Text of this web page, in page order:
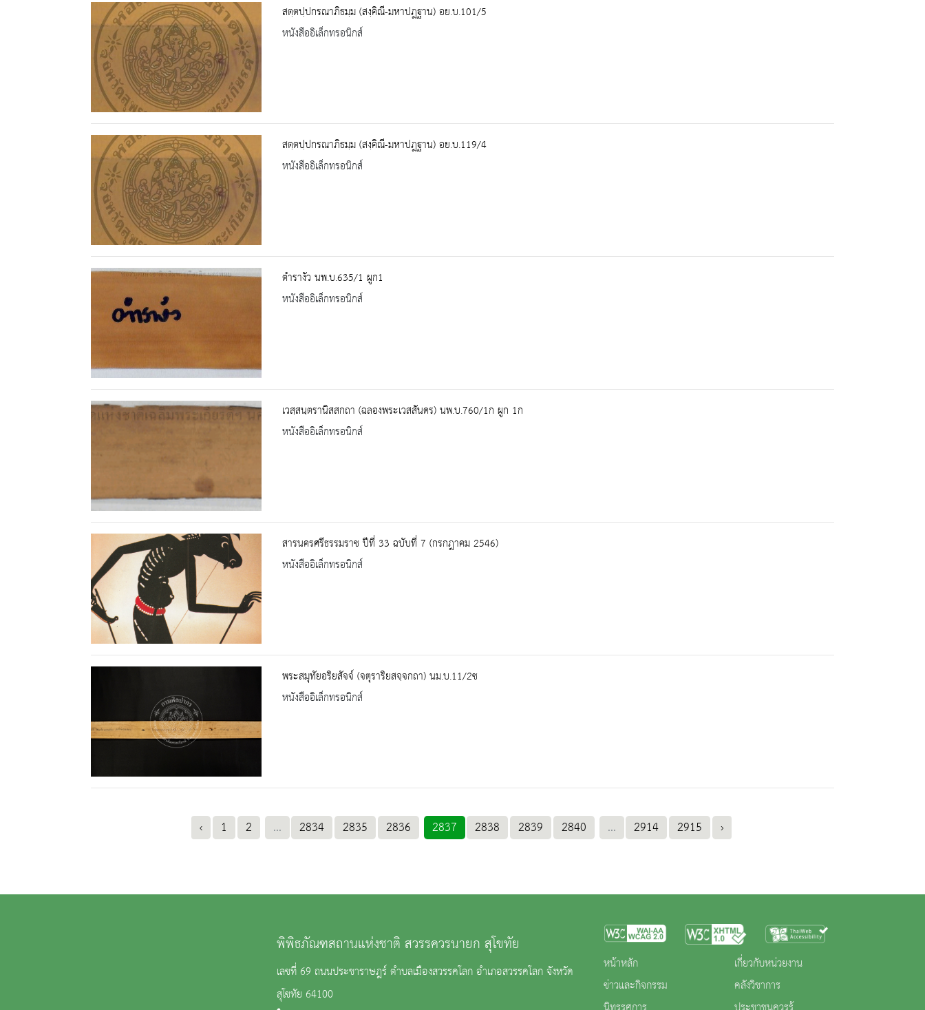
สตฺตปฺปกรณาภิธมฺม (สงฺคิณี-มหาปฎฐาน) อย.บ.101/5
หนังสืออิเล็กทรอนิกส์
สตฺตปฺปกรณาภิธมฺม (สงฺคิณี-มหาปฎฐาน) อย.บ.119/4
หนังสืออิเล็กทรอนิกส์
ตำรางัว นพ.บ.635/1 ผูก1
หนังสืออิเล็กทรอนิกส์
เวสฺสนฺตรานิสสกถา (ฉลองพระเวสสันดร) นพ.บ.760/1ก ผูก 1ก
หนังสืออิเล็กทรอนิกส์
สารนครศรีธรรมราช ปีที่ 33 ฉบับที่ 7 (กรกฎาคม 2546)
หนังสืออิเล็กทรอนิกส์
พระสมุทัยอริยสัจจ์ (จตุราริยสจฺจกถา) นม.บ.11/2ช
หนังสืออิเล็กทรอนิกส์
‹ 1 2 ... 2834 2835 2836 2837 2838 2839 2840 ... 2914 2915 ›
พิพิธภัณฑสถานแห่งชาติ สวรรควรนายก สุโขทัย
เลขที่ 69 ถนนประชาราษฎร์ ตำบลเมืองสวรรคโลก อำเภอสวรรคโลก จังหวัด
สุโขทัย 64100
หน้าหลัก
ข่าวและกิจกรรม
เกี่ยวกับหน่วยงาน
คลังวิชาการ